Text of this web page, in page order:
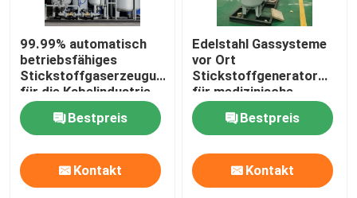
Stickstoffgasreiniger
Methanol-Kracker
Psa-Wasserstoff-Generator
Industriegasmischer
99.99% automatisch
betriebsfähiges
Stickstoffgaserzeugungssystem
für die Kabelindustrie
Bestpreis
Kontakt
Edelstahl Gassysteme
vor Ort
Stickstoffgenerator
für medizinische
Zwecke mit Sterilisator
Bestpreis
Kontakt